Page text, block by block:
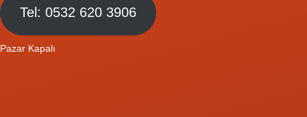
Tel: 0532 620 3906
Pazar Kapalı